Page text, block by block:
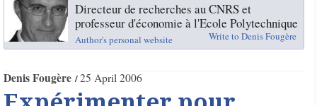
Directeur de recherches au CNRS et
professeur d'économie à l'Ecole Polytechnique
Author's personal website Write to Denis Fougère
Denis Fougère 25 April 2006